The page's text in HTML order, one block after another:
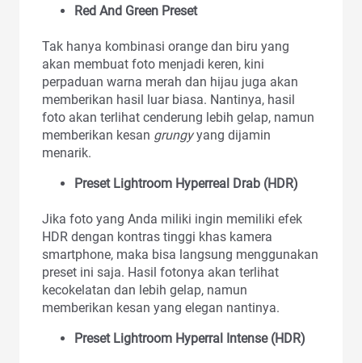
Red And Green Preset
Tak hanya kombinasi orange dan biru yang
akan membuat foto menjadi keren, kini
perpaduan warna merah dan hijau juga akan
memberikan hasil luar biasa. Nantinya, hasil
foto akan terlihat cenderung lebih gelap, namun
memberikan kesan grungyyang dijamin
menarik.
Preset Lightroom Hyperreal Drab (HDR)
Jika foto yang Anda miliki ingin memiliki efek
HDR dengan kontras tinggi khas kamera
smartphone, maka bisa langsung menggunakan
preset ini saja. Hasil fotonya akan terlihat
kecokelatan dan lebih gelap, namun
memberikan kesan yang elegan nantinya.
Preset Lightroom Hyperral Intense (HDR)